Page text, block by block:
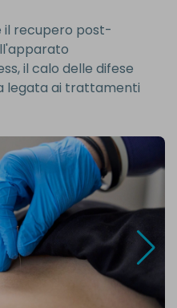
il recupero post-
il calo delle difese
legata ai trattamenti